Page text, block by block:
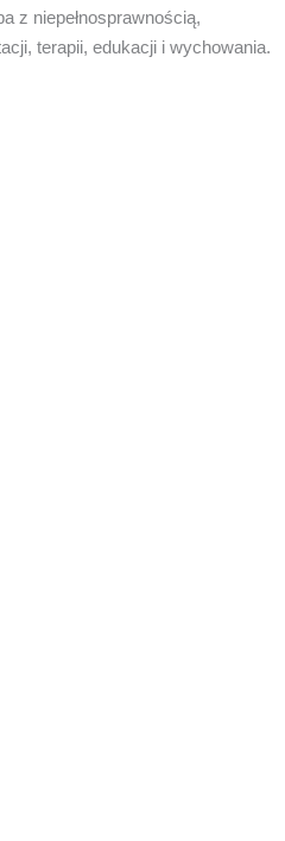
z niepełnosprawnością,
terapii, edukacji i wychowania.